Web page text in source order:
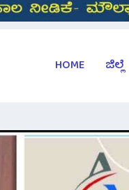
HOME ಜಿಲ್ಲೆ